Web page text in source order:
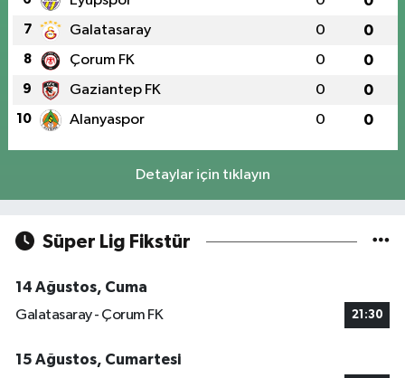
7 Galatasaray 0 0
8 Çorum FK 0 0
9 Gaziantep FK 0 0
10 Alanyaspor 0 0
Detaylar için tıklayın
Süper Lig Fikstür
14 Ağustos, Cuma
Galatasaray - Çorum FK
21:30
15 Ağustos, Cumartesi